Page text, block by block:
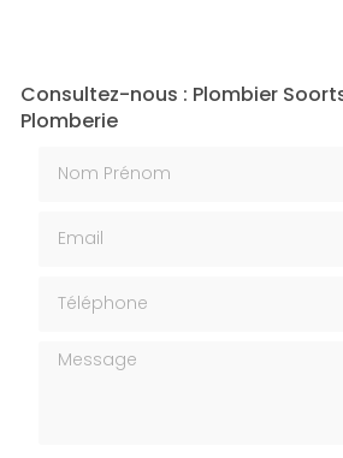
Consultez-nous : Plombier
Plomberie
Message